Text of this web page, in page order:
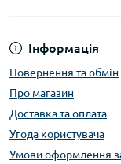
Інформація
Повернення та обмін
Про магазин
Доставка та оплата
Угода користувача
Умови оформлення